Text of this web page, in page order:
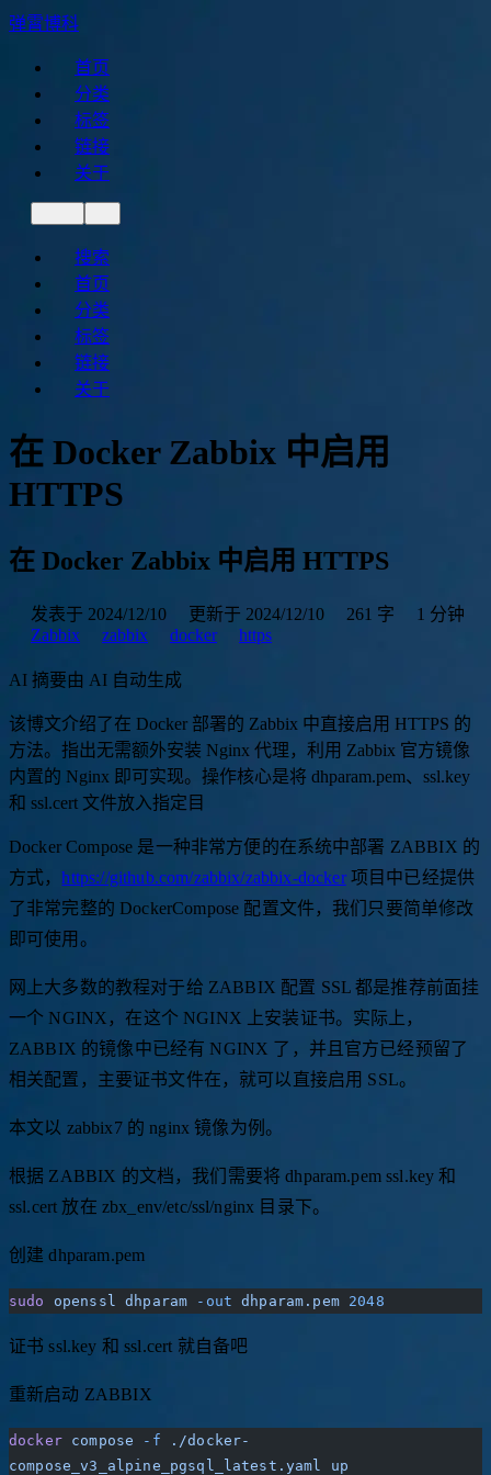
弹霄博科
首页
分类
标签
链接
关于
搜索
首页
分类
标签
链接
关于
在 Docker Zabbix 中启用
HTTPS
在 Docker Zabbix 中启用 HTTPS
发表于 2024/12/10 更新于 2024/12/10 261 字
1 分钟
Zabbix
zabbix docker https
AI 摘要由 AI 自动生成
该博文介绍了在 Docker 部署的 Zabbix 中直接启 用 HTTPS 的
方法。 指出无需额外安装 Nginx 代理 ， 利 用 Zabbix 官方镜像
内置的 Nginx 即可实现。 操作核心是将 dhparam.pem、 ssl.key
和 ssl.cert 文件放入指定 目
Docker Compose 是一种非常方便的在系统中部署 ZABBIX 的
方式，https://github.com/zabbix/zabbix-docker项目中已经提供
了非常完整的 DockerCompose 配置文件，我们只要简单修改
即可使用。
网上大多数的教程对于给 ZABBIX 配置 SSL 都是推荐前面挂
一个 NGINX，在这个 NGINX 上安装证书。实际上，
ZABBIX 的镜像中已经有 NGINX 了，并且官方已经预留了
相关配置，主要证书文件在，就可以直接启用 SSL。
本文以 zabbix7 的 nginx 镜像为例。
根据 ZABBIX 的文档，我们需要将 dhparam.pem ssl.key 和
ssl.cert 放在 zbx_env/etc/ssl/nginx 目录下。
创建 dhparam.pem
sudo openssl dhparam -out dhparam.pem 2048
证书 ssl.key 和 ssl.cert 就自备吧
重新启动 ZABBIX
docker compose -f ./docker-
compose_v3_alpine_pgsql_latest.yaml
up